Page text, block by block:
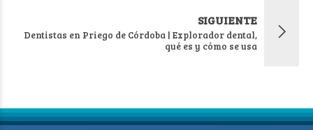
SIGUIENTE
Dentistas en Priego de Córdoba | Explorador dental,
qué es y cómo se usa